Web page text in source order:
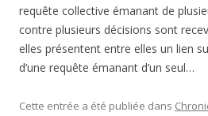
requête collective émanant de
contre plusieurs décisions sont
elles présentent entre elles un lien
d’une requête émanant d’un seul…
Cette entrée a été publiée dans